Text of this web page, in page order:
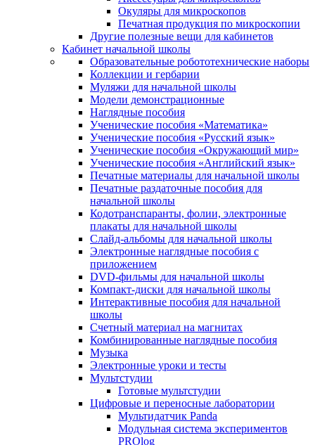
Окуляры для микроскопов
Печатная продукция по микроскопии
Другие полезные вещи для кабинетов
Кабинет начальной школы
Образовательные робототехнические наборы
Коллекции и гербарии
Муляжи для начальной школы
Модели демонстрационные
Наглядные пособия
Ученические пособия «Математика»
Ученические пособия «Русский язык»
Ученические пособия «Окружающий мир»
Ученические пособия «Английский язык»
Печатные материалы для начальной школы
Печатные раздаточные пособия для
начальной школы
Кодотранспаранты, фолии, электронные
плакаты для начальной школы
Слайд-альбомы для начальной школы
Электронные наглядные пособия с
приложением
DVD-фильмы для начальной школы
Компакт-диски для начальной школы
Интерактивные пособия для начальной
школы
Счетный материал на магнитах
Комбинированные наглядные пособия
Музыка
Электронные уроки и тесты
Мультстудии
Готовые мультстудии
Цифровые и переносные лаборатории
Мультидатчик Panda
Модульная система экспериментов
PROlog